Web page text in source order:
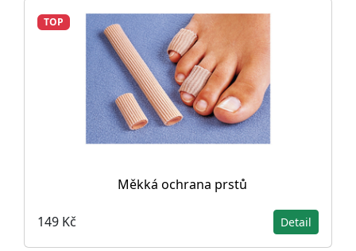
TOP
Měkká ochrana prstů
149 Kč Detail